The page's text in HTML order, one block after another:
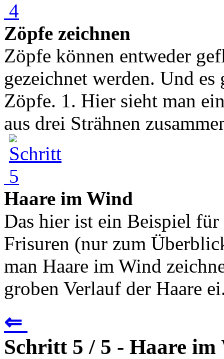
Zöpfe zeichnen
Zöpfe können entweder
gezeichnet werden. Und
Zöpfe. 1. Hier sieht man
aus drei Strähnen
Haare im Wind
Das hier ist ein Beispiel
Frisuren (nur zum
man Haare im Wind
groben Verlauf der Haare
⇐
Schritt 5 / 5 - Haare im